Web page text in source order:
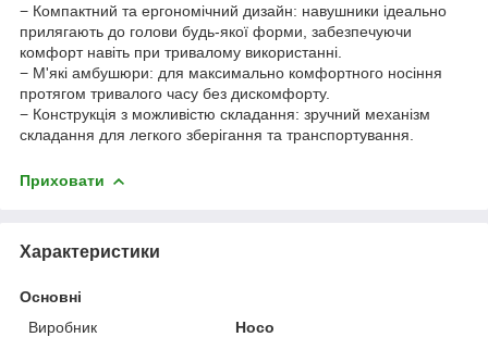
− Компактний та ергономічний дизайн: навушники ідеально
прилягають до голови будь-якої форми, забезпечуючи
комфорт навіть при тривалому використанні.
− М'які амбушюри: для максимально комфортного носіння
протягом тривалого часу без дискомфорту.
− Конструкція з можливістю складання: зручний механізм
складання для легкого зберігання та транспортування.
Приховати
Характеристики
Основні
Виробник
Hoco